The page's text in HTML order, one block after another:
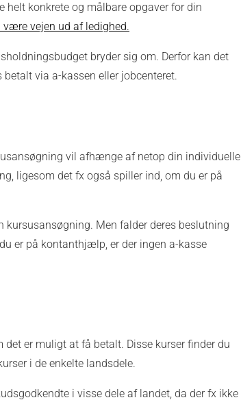
helt konkrete og målbare opgaver for din
vejen ud af ledighed.
bryder sig om. Derfor kan det
via a-kassen eller jobcenteret.
vil afhænge af netop din individuelle
ligesom det fx også spiller ind, om du er på
kursusansøgning. Men falder deres beslutning
er på kontanthjælp, er der ingen a-kasse
er muligt at få betalt. Disse kurser finder du
i de enkelte landsdele.
i visse dele af landet, da der fx ikke